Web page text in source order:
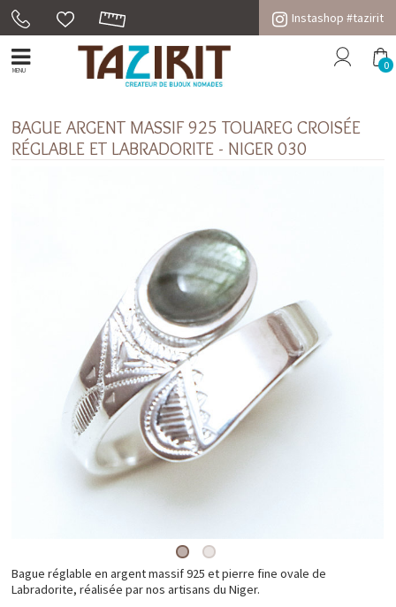
Instashop #tazirit
MENU 0
BAGUE ARGENT MASSIF 925 TOUAREG CROISÉE
RÉGLABLE ET LABRADORITE - NIGER 030
Bague réglable en argent massif 925 et pierre fine ovale de
Labradorite, réalisée par nos artisans du Niger.